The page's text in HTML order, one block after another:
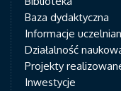
Baza dydaktyczna
Informacje
Działalność
Projekty
Inwestycje